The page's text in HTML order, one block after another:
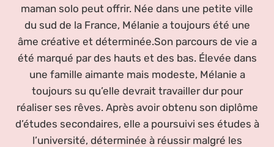
maman solo peut offrir. Née dans une petite ville
du sud de la France, Mélanie a toujours été une
âme créative et déterminée.Son parcours de vie a
été marqué par des hauts et des bas. Élevée dans
une famille aimante mais modeste, Mélanie a
toujours su qu’elle devrait travailler dur pour
réaliser ses rêves. Après avoir obtenu son diplôme
d’études secondaires, elle a poursuivi ses études à
l’université, déterminée à réussir malgré les